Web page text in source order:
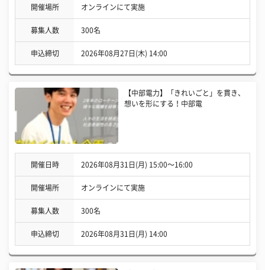
開催場所 オンラインにて実施
募集人数 300名
申込締切 2026年08月27日(木) 14:00
【中部電力】「きれいごと」を貫き、
想いを形にする！中部電
開催日時 2026年08月31日(月) 15:00〜16:00
開催場所 オンラインにて実施
募集人数 300名
申込締切 2026年08月31日(月) 14:00